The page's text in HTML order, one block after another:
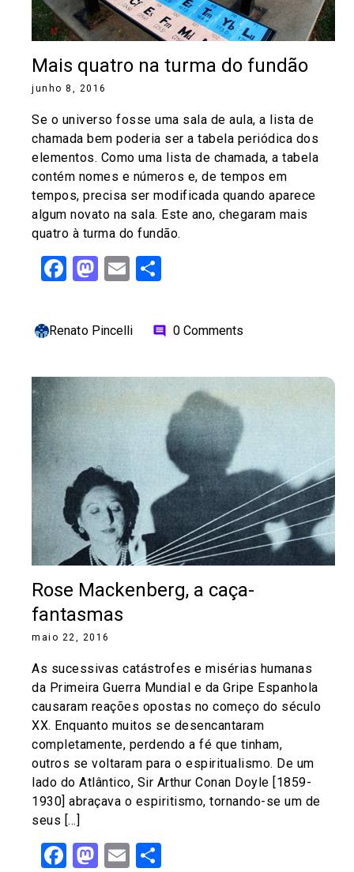
Mais quatro na turma do fundão
junho 8, 2016
Se o universo fosse uma sala de aula, a lista de
chamada bem poderia ser a tabela periódica dos
elementos. Como uma lista de chamada, a tabela
contém nomes e números e, de tempos em
tempos, precisa ser modificada quando aparece
algum novato na sala. Este ano, chegaram mais
quatro à turma do fundão.
Facebook
Mastodon
Email
Renato Pincelli comment 0 Comments
Rose Mackenberg, a caça-
fantasmas
maio 22, 2016
As sucessivas catástrofes e misérias humanas
da Primeira Guerra Mundial e da Gripe Espanhola
causaram reações opostas no começo do século
XX. Enquanto muitos se desencantaram
completamente, perdendo a fé que tinham,
outros se voltaram para o espiritualismo. De um
lado do Atlântico, Sir Arthur Conan Doyle [1859-
1930] abraçava o espiritismo, tornando-se um de
seus […]
Facebook
Mastodon
Email